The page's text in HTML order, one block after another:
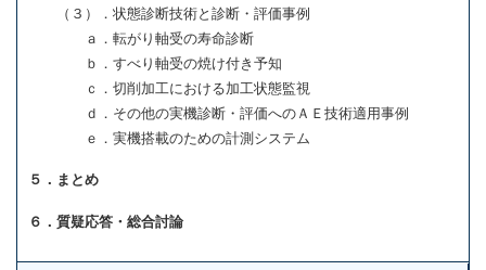
（３）．状態診断技術と診断・評価事例
ａ．転がり軸受の寿命診断
ｂ．すべり軸受の焼け付き予知
ｃ．切削加工における加工状態監視
ｄ．その他の実機診断・評価へのＡＥ技術適用事例
ｅ．実機搭載のための計測システム
５．まとめ
６．質疑応答・総合討論